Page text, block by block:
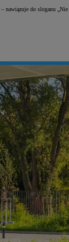
nawiązuje do sloganu